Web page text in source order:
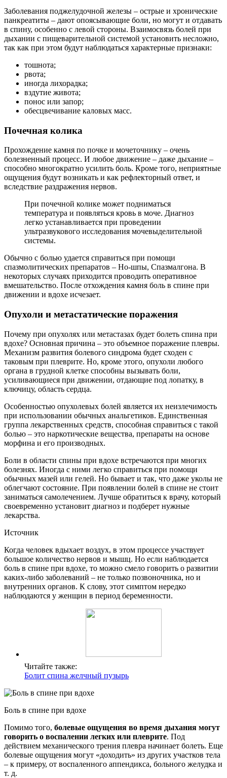
Заболевания поджелудочной железы – острые и хронические
панкреатиты – дают опоясывающие боли, но могут и отдавать
в спину, особенно с левой стороны. Взаимосвязь болей при
дыхании с пищеварительной системой установить несложно,
так как при этом будут наблюдаться характерные признаки:
тошнота;
рвота;
иногда лихорадка;
вздутие живота;
понос или запор;
обесцвечивание каловых масс.
Почечная колика
Прохождение камня по почке и мочеточнику – очень
болезненный процесс. И любое движение – даже дыхание –
способно многократно усилить боль. Кроме того, неприятные
ощущения будут возникать и как рефлекторный ответ, и
вследствие раздражения нервов.
При почечной колике может подниматься
температура и появляться кровь в моче. Диагноз
легко устанавливается при проведении
ультразвукового исследования мочевыделительной
системы.
Обычно с болью удается справиться при помощи
спазмолитических препаратов – Но-шпы, Спазмалгона. В
некоторых случаях приходится проводить оперативное
вмешательство. После отхождения камня боль в спине при
движении и вдохе исчезает.
Опухоли и метастатические поражения
Почему при опухолях или метастазах будет болеть спина при
вдохе? Основная причина – это объемное поражение плевры.
Механизм развития болевого синдрома будет сходен с
таковым при плеврите. Но, кроме этого, опухоли любого
органа в грудной клетке способны вызывать боли,
усиливающиеся при движении, отдающие под лопатку, в
ключицу, область сердца.
Особенностью опухолевых болей является их неизлечимость
при использовании обычных анальгетиков. Единственная
группа лекарственных средств, способная справиться с такой
болью – это наркотические вещества, препараты на основе
морфина и его производных.
Боли в области спины при вдохе встречаются при многих
болезнях. Иногда с ними легко справиться при помощи
обычных мазей или гелей. Но бывает и так, что даже уколы не
облегчают состояние. При появлении болей в спине не стоит
заниматься самолечением. Лучше обратиться к врачу, который
своевременно установит диагноз и подберет нужные
лекарства.
Источник
Когда человек вдыхает воздух, в этом процессе участвует
большое количество нервов и мышц. Но если наблюдается
боль в спине при вдохе, то можно смело говорить о развитии
каких-либо заболеваний – не только позвоночника, но и
внутренних органов. К слову, этот симптом нередко
наблюдаются у женщин в период беременности.
Читайте также:
Болит спина желчный пузырь
Боль в спине при вдохе
Помимо того, болевые ощущения во время дыхания могут
говорить о воспалении легких или плеврите. Под
действием механического трения плевра начинает болеть. Еще
болевые ощущения могут «доходить» из других участков тела
– к примеру, от воспаленного аппендикса, больного желудка и
т. д.